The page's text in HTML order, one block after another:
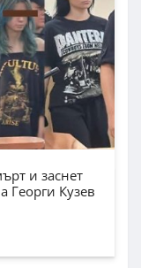
и заснет
Георги Кузев